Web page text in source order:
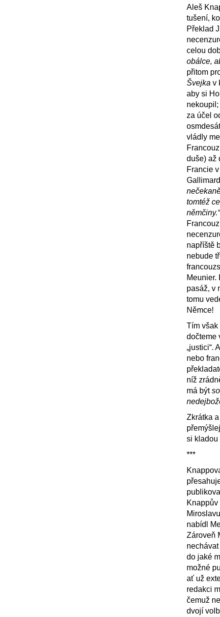
Aleš
tušení,
Překlad
celou
obálce,
přitom
Švejka v
aby si
za účel
vládly
duše) až
Francie
tomtéž
němčiny.“
napříště
nebude
Meunier.
pasáž, v
tomu
Němce!
Tím však
dočteme
„justici“.
nebo
níž
má být
Zkrátka
si kladou
***
nabídl
Zároveň
do jaké
možné
ať už
redakci
čemuž
dvojí